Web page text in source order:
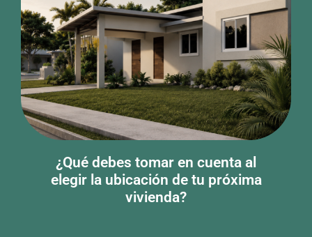
¿Qué debes tomar en cuenta al
elegir la ubicación de tu próxima
vivienda?